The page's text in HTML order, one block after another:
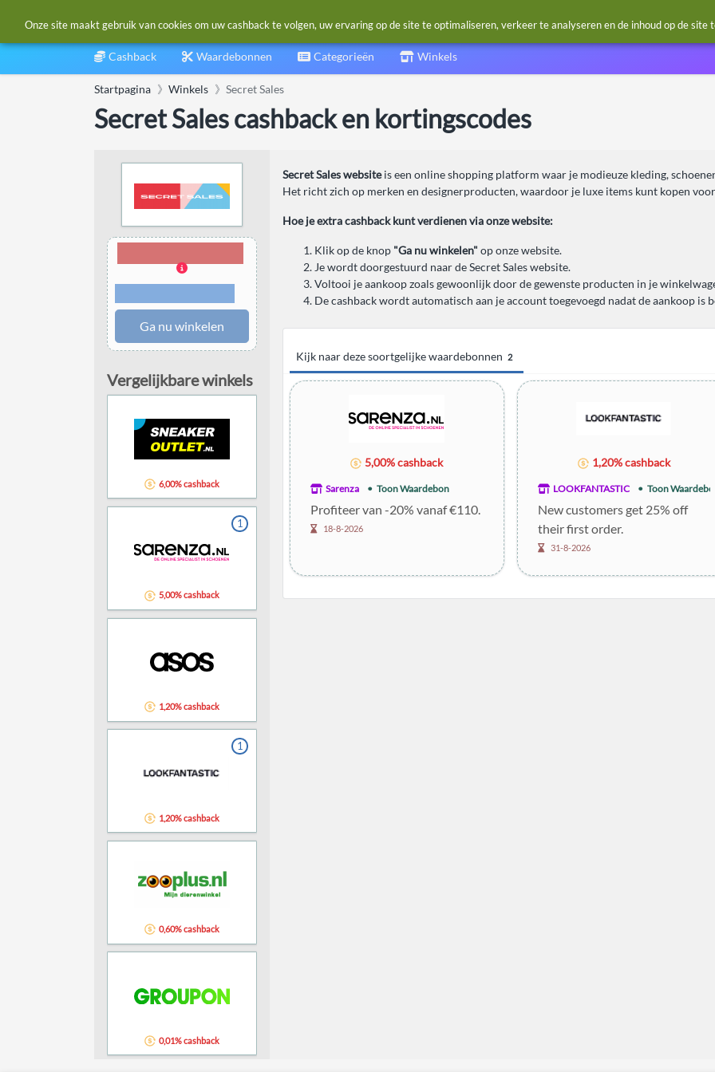
Cashback Waardebonnen Categorieën Winkels
Startpagina Winkels Secret Sales
Secret Sales cashback en kortingscodes
Secret Sales websiteis een online shopping platform waar je modieuze kleding,
Het richt zich op merken en designerproducten, waardoor je luxe items kunt kopen
Hoe je extra cashback kunt verdienen via onze website:
Klik op de knop "Ga nu winkelen" op onze website.
Je wordt doorgestuurd naar de Secret Sales website.
Voltooi je aankoop zoals gewoonlijk door de gewenste producten in je
De cashback wordt automatisch aan je account toegevoegd nadat de aankoop is
Kijk naar deze soortgelijke waardebonnen 2
5,00% cashback
Sarenza Toon Waardebon
Profiteer van -20% vanaf €110.
18-8-2026
1,20% cashback
LOOKFANTASTIC Toon
New customers get 25% off
their first order.
31-8-2026
Voorwaarden en
Ga nu winkelen
Vergelijkbare winkels
6,00% cashback
1
5,00% cashback
1,20% cashback
1
1,20% cashback
0,60% cashback
0,01% cashback
Onze site maakt gebruik van cookies om uw cashback te volgen, uw ervaring op de site te optimaliseren, verkeer te analyseren en de inhoud op de